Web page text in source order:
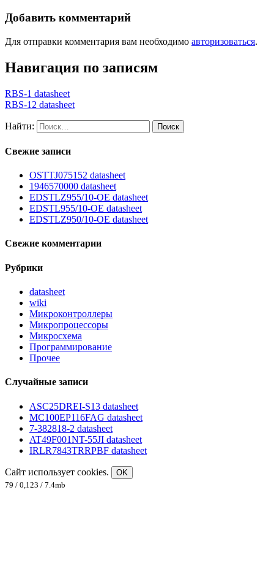
Добавить комментарий
Для отправки комментария вам необходимо авторизоваться.
Навигация по записям
RBS-1 datasheet
RBS-12 datasheet
Найти:
Свежие записи
OSTTJ075152 datasheet
1946570000 datasheet
EDSTLZ955/10-OE datasheet
EDSTL955/10-OE datasheet
EDSTLZ950/10-OE datasheet
Свежие комментарии
Рубрики
datasheet
wiki
Микроконтроллеры
Микропроцессоры
Микросхема
Программирование
Прочее
Случайные записи
ASC25DREI-S13 datasheet
MC100EP116FAG datasheet
7-382818-2 datasheet
AT49F001NT-55JI datasheet
IRLR7843TRRPBF datasheet
Сайт использует cookies.
OK
79 / 0,123 / 7.4mb